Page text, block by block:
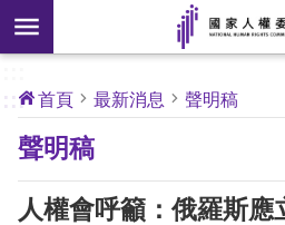
前往主要內容區塊
搜
尋
開
新
核
心
權
公
約
:::
首頁 最新消息 聲明稿
聲明稿
人權會呼籲：俄羅斯應